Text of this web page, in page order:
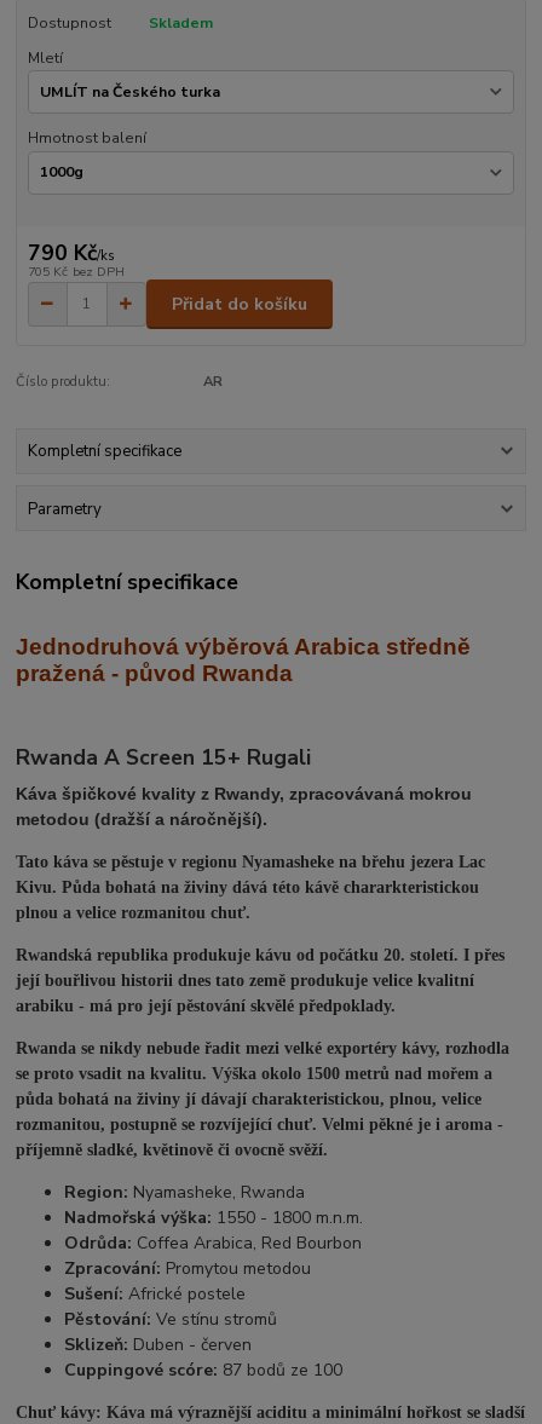
Dostupnost
Skladem
Mletí
Hmotnost balení
790 Kč/ks
705 Kč bez DPH
Přidat do košíku
Číslo produktu: AR
Kompletní specifikace
Parametry
Kompletní specifikace
Jednodruhová výběrová Arabica středně
pražená - původ Rwanda
Rwanda A Screen 15+ Rugali
Káva špičkové kvality z Rwandy, zpracovávaná mokrou
metodou (dražší a náročnější).
Tato káva se pěstuje v regionu Nyamasheke na břehu jezera Lac
Kivu. Půda bohatá na živiny dává této kávě chararkteristickou
plnou a velice rozmanitou chuť.
Rwandská republika produkuje kávu od počátku 20. století. I přes
její bouřlivou historii dnes tato země produkuje velice kvalitní
arabiku - má pro její pěstování skvělé předpoklady.
Rwanda se nikdy nebude řadit mezi velké exportéry kávy, rozhodla
se proto vsadit na kvalitu. Výška okolo 1500 metrů nad mořem a
půda bohatá na živiny jí dávají charakteristickou, plnou, velice
rozmanitou, postupně se rozvíjející chuť. Velmi pěkné je i aroma -
příjemně sladké, květinově či ovocně svěží.
Region: Nyamasheke, Rwanda
Nadmořská výška: 1550 - 1800 m.n.m.
Odrůda: Coffea Arabica, Red Bourbon
Zpracování: Promytou metodou
Sušení: Africké postele
Pěstování: Ve stínu stromů
Sklizeň: Duben - červen
Cuppingové scóre: 87 bodů ze 100
Chuť kávy: Káva má výraznější aciditu a minimální hořkost se sladší